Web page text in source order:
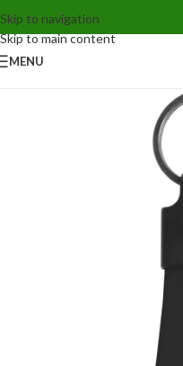
Skip to navigation
Skip to main content
MENU